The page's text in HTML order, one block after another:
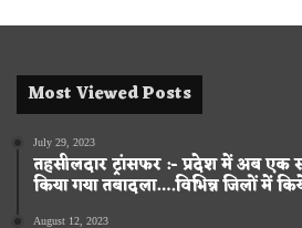
Most Viewed Posts
July 29, 2023
तहसीलदार ट्रांसफर :- प्रदेश में अब एक
किया गया तबादला….विभिन्न जिलों में
August 12, 2023